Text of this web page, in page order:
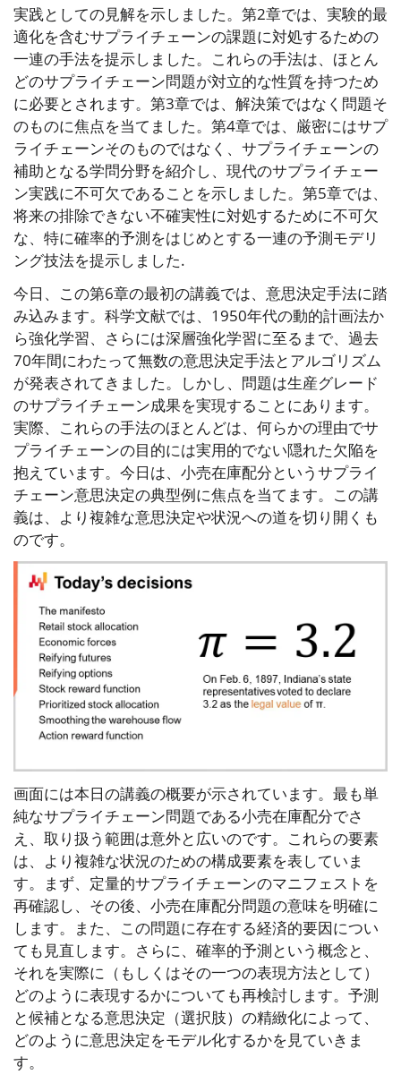
実践としての見解を示しました。第2章では、実験的最
適化を含むサプライチェーンの課題に対処するための
一連の手法を提示しました。これらの手法は、ほとん
どのサプライチェーン問題が対立的な性質を持つため
に必要とされます。第3章では、解決策ではなく問題そ
のものに焦点を当てました。第4章では、厳密にはサプ
ライチェーンそのものではなく、サプライチェーンの
補助となる学問分野を紹介し、現代のサプライチェー
ン実践に不可欠であることを示しました。第5章では、
将来の排除できない不確実性に対処するために不可欠
な、特に確率的予測をはじめとする一連の予測モデリ
ング技法を提示しました.
今日、この第6章の最初の講義では、意思決定手法に踏
み込みます。科学文献では、1950年代の動的計画法か
ら強化学習、さらには深層強化学習に至るまで、過去
70年間にわたって無数の意思決定手法とアルゴリズム
が発表されてきました。しかし、問題は生産グレード
のサプライチェーン成果を実現することにあります。
実際、これらの手法のほとんどは、何らかの理由でサ
プライチェーンの目的には実用的でない隠れた欠陥を
抱えています。今日は、小売在庫配分というサプライ
チェーン意思決定の典型例に焦点を当てます。この講
義は、より複雑な意思決定や状況への道を切り開くも
のです。
画面には本日の講義の概要が示されています。最も単
純なサプライチェーン問題である小売在庫配分でさ
え、取り扱う範囲は意外と広いのです。これらの要素
は、より複雑な状況のための構成要素を表していま
す。まず、定量的サプライチェーンのマニフェストを
再確認し、その後、小売在庫配分問題の意味を明確に
します。また、この問題に存在する経済的要因につい
ても見直します。さらに、確率的予測という概念と、
それを実際に（もしくはその一つの表現方法として）
どのように表現するかについても再検討します。予測
と候補となる意思決定（選択肢）の精緻化によって、
どのように意思決定をモデル化するかを見ていきま
す。